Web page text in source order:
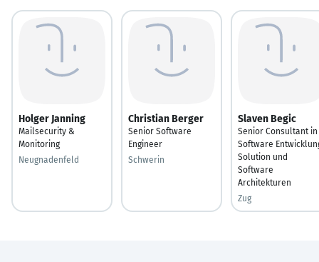
Holger Janning
Mailsecurity &
Monitoring
Neugnadenfeld
Christian Berger
Senior Software
Engineer
Schwerin
Slaven Begic
Senior Consultant in
Software
Solution und
Software
Architekturen
Zug